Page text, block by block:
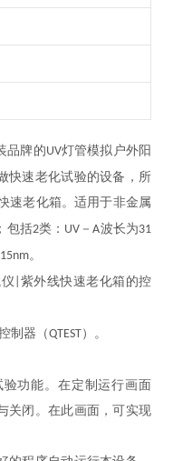
品牌的UV灯管模拟户外阳
快速老化试验的设备，所
速老化箱。适用于非金属
包括2类： UV －A波长为31
。
紫外线快速老化箱的控
制器（QTEST）。
功能。在定制运行画面
关闭。在此画面，可实现